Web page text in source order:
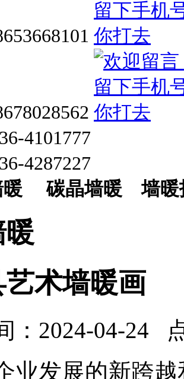
4101777
4287227
暖碳晶墙暖墙暖
术墙暖画
：2024-04-24
发展的新跨越